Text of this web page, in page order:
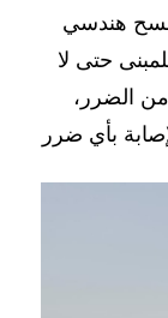
هندسي
حتى لا
الضرر،